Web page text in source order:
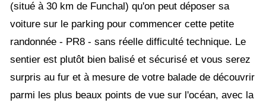
(situé à 30 km de Funchal) qu'on peut déposer sa
voiture sur le parking pour commencer cette petite
randonnée - PR8 - sans réelle difficulté technique. Le
sentier est plutôt bien balisé et sécurisé et vous serez
surpris au fur et à mesure de votre balade de découvrir
parmi les plus beaux points de vue sur l'océan, avec la